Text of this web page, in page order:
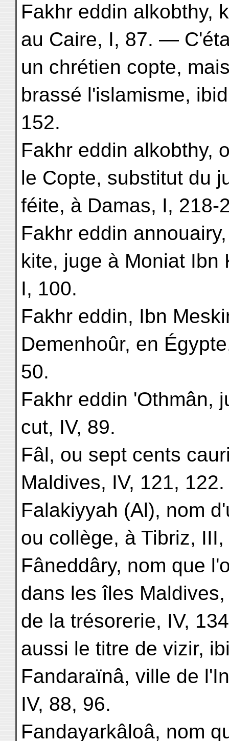
Fakhr eddin alkobthy,
au Caire, I, 87. —
un chrétien copte,
brassé l'islamisme,
152.
Fakhr eddin alkobthy,
le Copte, substitut du
féite, à Damas, I, 218-
Fakhr eddin
kite, juge à Moniat Ibn
I, 100.
Fakhr eddin, Ibn
Demenhoûr, en
50.
Fakhr eddin 'Othmân,
cut, IV, 89.
Fâl, ou sept cents
Maldives, IV, 121, 122.
Falakiyyah (Al), nom
ou collège, à Tibriz,
Fâneddâry, nom que
dans les îles
de la trésorerie, IV,
aussi le titre de vizir,
Fandaraïnâ, ville de
IV, 88, 96.
Fandayarkâloâ, nom